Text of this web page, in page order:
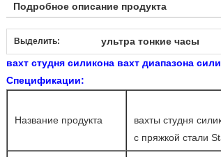
Подробное описание продукта
Выделить:
ультра тонкие часы
вахт студня силикона вахт диапазона
Спецификации:
Название продукта
вахты студня
с пряжкой стали